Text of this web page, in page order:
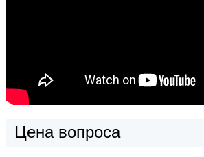
Цена вопроса